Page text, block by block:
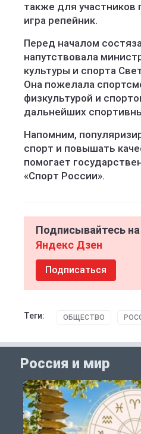
также для участников
игра репейник.
Перед началом
напутствовала
культуры и спорта
Она пожелала
физкультурой и
дальнейших
Напомним,
спорт и повышать
помогает
«Спорт России».
Подписывайтесь
Яндекс Дзен
Подписаться
Теги: ОБЩЕСТВО
Россия и мир